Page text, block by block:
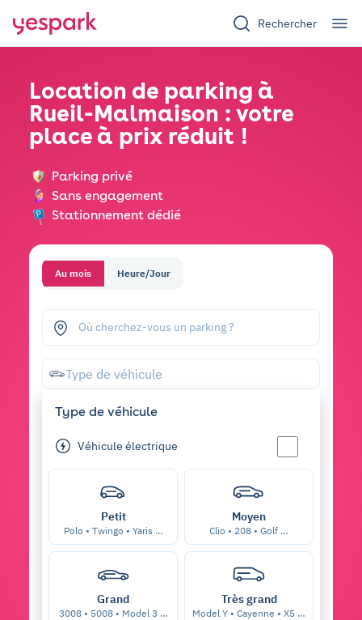
Rechercher
Location de parking à
Rueil-Malmaison : votre
place à prix réduit !
Parking privé
Sans engagement
Stationnement dédié
Heure/Jour
Au mois
Où cherchez-vous un parking ?
Type de véhicule
Type de véhicule
Véhicule électrique
Petit
Polo • Twingo • Yaris …
Moyen
Clio • 208 • Golf …
Grand
3008 • 5008 • Model 3 …
Très grand
Model Y • Cayenne • X5 …